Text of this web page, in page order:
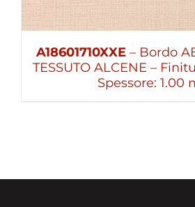
A18601710XXE– Bordo
TESSUTO ALCENE –
Spessore: 1.00